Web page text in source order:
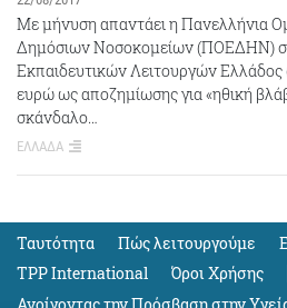
Με μήνυση απαντάει η Πανελλήνια
Δημόσιων Νοσοκομείων (ΠΟΕΔΗΝ)
Εκπαιδευτικών Λειτουργών
ευρώ ως αποζημίωσης για «ηθική
σκάνδαλο…
ΕΛΛΑΔΑ
Ταυτότητα Πώς λειτουργούμε
TPP International
Όροι Χρήσης